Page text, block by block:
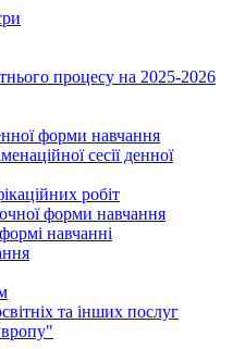
процесу на 2025-2026
форми навчання
сесії денної
робіт
форми навчання
навчанні
та інших послуг